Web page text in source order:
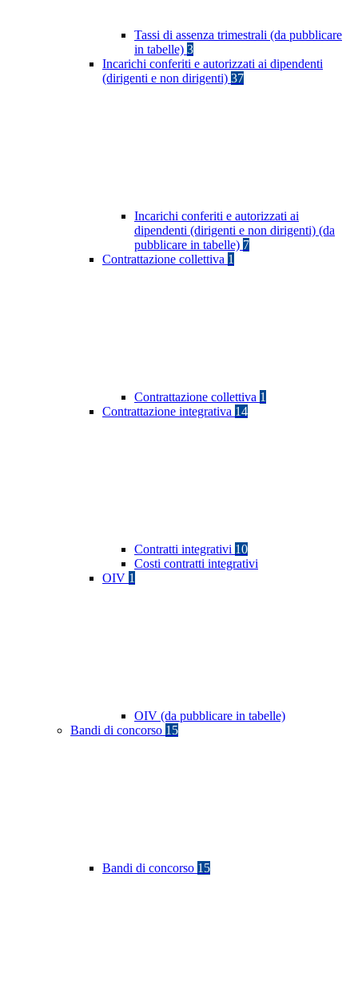
Tassi di assenza trimestrali (da pubblicare
in tabelle) 3
Incarichi conferiti e autorizzati ai dipendenti
(dirigenti e non dirigenti) 37
Incarichi conferiti e autorizzati ai
dipendenti (dirigenti e non dirigenti) (da
pubblicare in tabelle) 7
Contrattazione collettiva 1
Contrattazione collettiva 1
Contrattazione integrativa 14
Contratti integrativi 10
Costi contratti integrativi
OIV 1
OIV (da pubblicare in tabelle)
Bandi di concorso 15
Bandi di concorso 15